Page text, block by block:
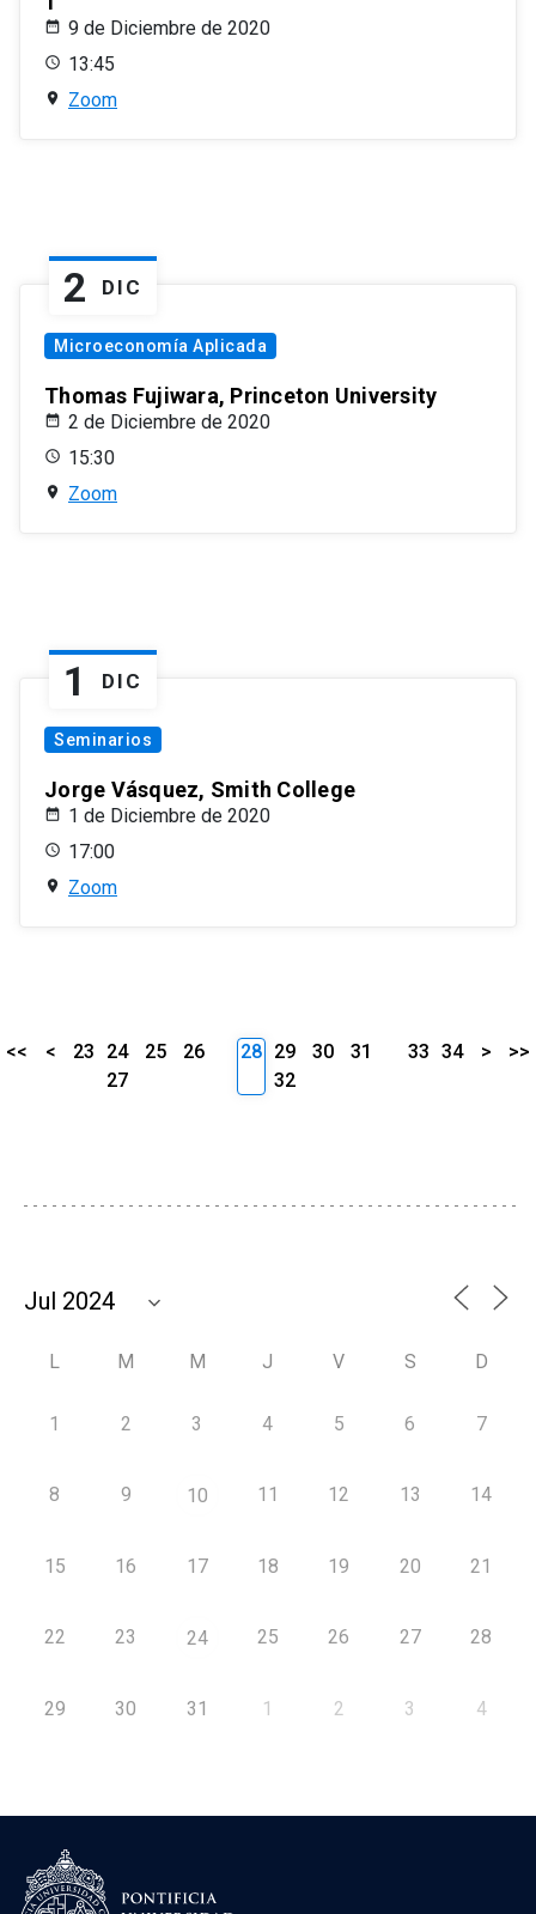
9 de Diciembre de 2020
13:45
Zoom
2 DIC
Microeconomía Aplicada
Thomas Fujiwara, Princeton University
2 de Diciembre de 2020
15:30
Zoom
1 DIC
Seminarios
Jorge Vásquez, Smith College
1 de Diciembre de 2020
17:00
Zoom
<< < 23 24 25
26
27
28 29 30
31
32
33 34 > >>
L M M J V S D
1 2 3 4 5 6 7
8 9 10 11 12 13 14
15 16 17 18 19 20 21
22 23 24 25 26 27 28
29 30 31 1 2 3 4